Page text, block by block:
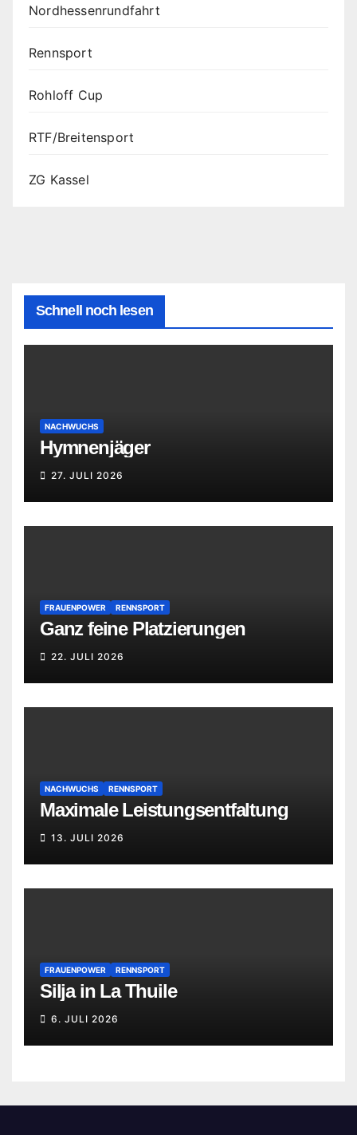
Nordhessenrundfahrt
Rennsport
Rohloff Cup
RTF/Breitensport
ZG Kassel
Schnell noch lesen
NACHWUCHS
Hymnenjäger
27. JULI 2026
FRAUENPOWER RENNSPORT
Ganz feine Platzierungen
22. JULI 2026
NACHWUCHS RENNSPORT
Maximale Leistungsentfaltung
13. JULI 2026
FRAUENPOWER RENNSPORT
Silja in La Thuile
6. JULI 2026